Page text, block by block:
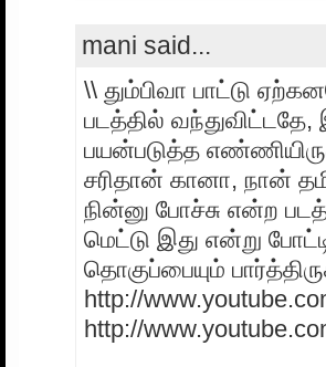
mani said...
\\ தும்பிவா பாட்டு
படத்தில்
பயன்படுத்த
சரிதான் கானா, நான்
நின்னு போச்சு என்ற
மெட்டு இது என்று
தொகுப்பையும்
http://
http://